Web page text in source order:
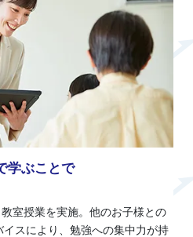
学ぶことで
室授業を実施。他のお子様との
スにより、勉強への集中力が持